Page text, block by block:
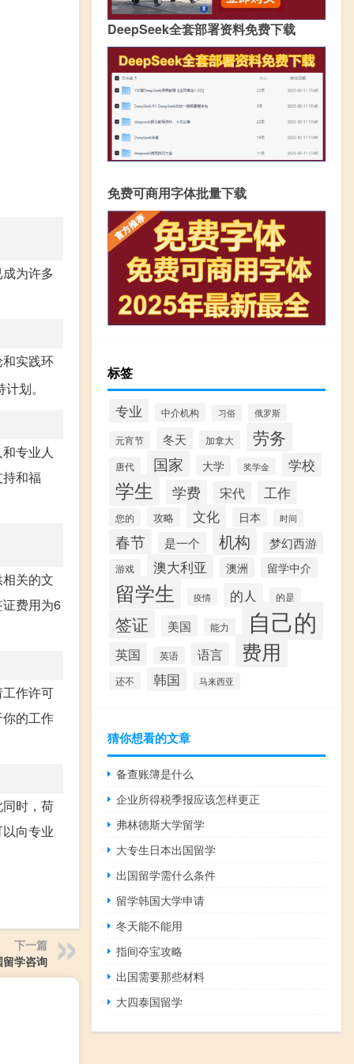
为许多
实践环
划。
专业人
和福
关的文
费用为6
作许可
的工作
时，荷
向专业
下一篇
学咨询
DeepSeek全套部署资料免费下载
免费可商用字体批量下载
标签
专业 中介机构 习俗 俄罗斯
元宵节 冬天 加拿大 劳务
唐代 国家 大学 奖学金 学校
学生 学费 宋代 工作
您的 攻略 文化 日本 时间
春节 是一个 机构 梦幻西游
游戏 澳大利亚 澳洲 留学中介
留学生 疫情 的人 的是
签证 美国 能力 自己的
英国 英语 语言 费用
还不 韩国 马来西亚
猜你想看的文章
备查账簿是什么
企业所得税季报应该怎样更正
弗林德斯大学留学
大专生日本出国留学
出国留学需什么条件
留学韩国大学申请
冬天能不能用
指间夺宝攻略
出国需要那些材料
大四泰国留学